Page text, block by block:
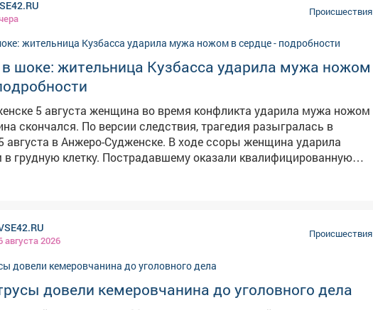
России «Междуреченский»
дело по п.в.ч.2 ст.158 УК РФ «Кража». Санкции данной
в качестве наказания до 5 лет лишения свободы.
полицейские изъяли и вернули законной владелице.
Происшествия
шоке: жительница Кузбасса ударила мужа ножом
5 августа женщина во время конфликта ударила мужа ножом
трагедия разыгралась в
августа в Анжеро-Судженске. В ходе ссоры женщина ударила
в грудную клетку. Пострадавшему оказали квалифицированную
однако спасти его не удалось – от полученных травм он
показаний на месте. Назначен комплекс судебных экспертиз.
статье об убийстве. Как сообщил источник VSE42.Ru,
1978 года рождения. Семья обычная, произошла бытовая
пришелся прямо в сердце и оказался смертельным. Сейчас
в шоковом состоянии.
августа 2026
Происшествия
довели кемеровчанина до уголовного дела